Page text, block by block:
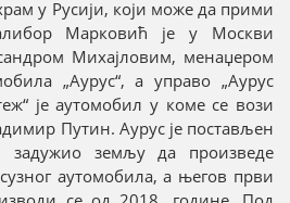
у Русији, који може да прими
Марковић је у Москви
Михајловим, менаџером
„Аурус“, а управо „Аурус
је аутомобил у коме се вози
Путин. Аурус је постављен
земљу да произведе
аутомобила, а његов први